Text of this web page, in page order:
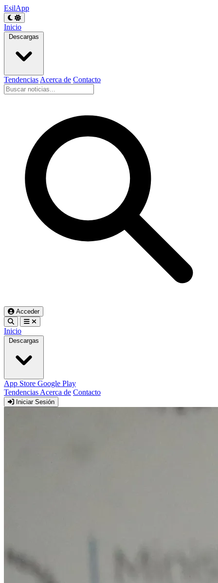
EsilApp
Inicio
Descargas
Tendencias Acerca de Contacto
Acceder
Inicio
Descargas
App Store Google Play
Tendencias Acerca de Contacto
Iniciar Sesión